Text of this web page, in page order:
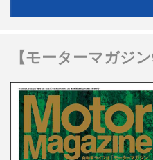
【モーターマガジ